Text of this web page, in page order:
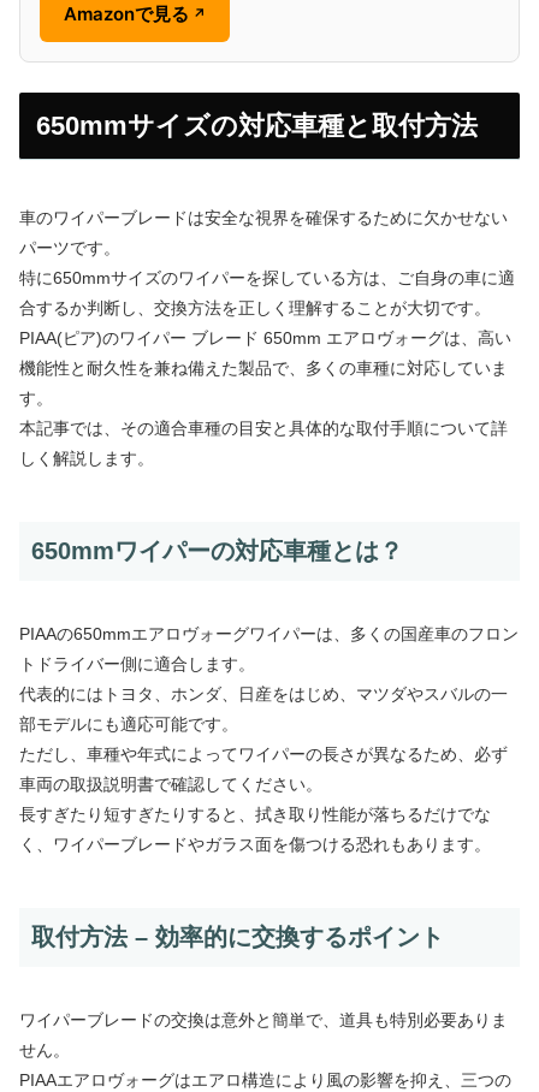
Amazonで見る ↗
650mmサイズの対応車種と取付方法
車のワイパーブレードは安全な視界を確保するために欠かせない
パーツです。
特に650mmサイズのワイパーを探している方は、ご自身の車に適
合するか判断し、交換方法を正しく理解することが大切です。
PIAA(ピア)のワイパー ブレード 650mm エアロヴォーグは、高い
機能性と耐久性を兼ね備えた製品で、多くの車種に対応していま
す。
本記事では、その適合車種の目安と具体的な取付手順について詳
しく解説します。
650mmワイパーの対応車種とは？
PIAAの650mmエアロヴォーグワイパーは、多くの国産車のフロン
トドライバー側に適合します。
代表的にはトヨタ、ホンダ、日産をはじめ、マツダやスバルの一
部モデルにも適応可能です。
ただし、車種や年式によってワイパーの長さが異なるため、必ず
車両の取扱説明書で確認してください。
長すぎたり短すぎたりすると、拭き取り性能が落ちるだけでな
く、ワイパーブレードやガラス面を傷つける恐れもあります。
取付方法 – 効率的に交換するポイント
ワイパーブレードの交換は意外と簡単で、道具も特別必要ありま
せん。
PIAAエアロヴォーグはエアロ構造により風の影響を抑え、三つの